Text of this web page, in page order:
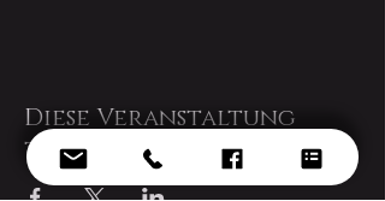
Diese Veranstaltung
teilen